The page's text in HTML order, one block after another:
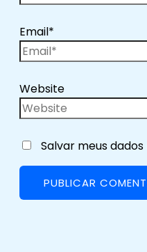
Email*
Website
Salvar meus